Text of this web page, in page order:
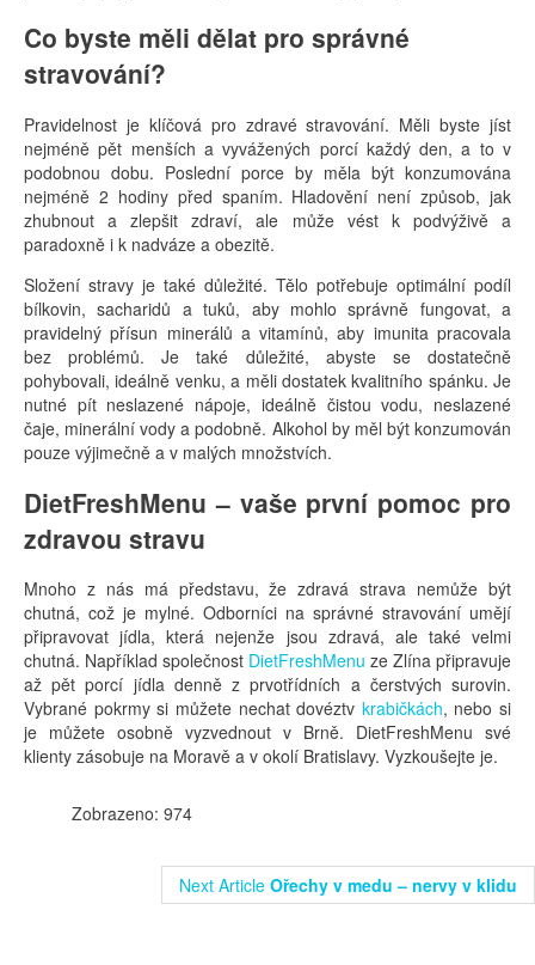
Co byste měli dělat pro správné
stravování?
Pravidelnost je klíčová pro zdravé stravování. Měli byste jíst
nejméně pět menších a vyvážených porcí každý den, a to v
podobnou dobu. Poslední porce by měla být konzumována
nejméně 2 hodiny před spaním. Hladovění není způsob, jak
zhubnout a zlepšit zdraví, ale může vést k podvýživě a
paradoxně i k nadváze a obezitě.
Složení stravy je také důležité. Tělo potřebuje optimální podíl
bílkovin, sacharidů a tuků, aby mohlo správně fungovat, a
pravidelný přísun minerálů a vitamínů, aby imunita pracovala
bez problémů. Je také důležité, abyste se dostatečně
pohybovali, ideálně venku, a měli dostatek kvalitního spánku. Je
nutné pít neslazené nápoje, ideálně čistou vodu, neslazené
čaje, minerální vody a podobně. Alkohol by měl být konzumován
pouze výjimečně a v malých množstvích.
DietFreshMenu – vaše první pomoc pro
zdravou stravu
Mnoho z nás má představu, že zdravá strava nemůže být
chutná, což je mylné. Odborníci na správné stravování umějí
připravovat jídla, která nejenže jsou zdravá, ale také velmi
chutná. Například společnost DietFreshMenu ze Zlína připravuje
až pět porcí jídla denně z prvotřídních a čerstvých surovin.
Vybrané pokrmy si můžete nechat dovéztv krabičkách, nebo si
je můžete osobně vyzvednout v Brně. DietFreshMenu své
klienty zásobuje na Moravě a v okolí Bratislavy. Vyzkoušejte je.
Zobrazeno: 974
Next Article Ořechy v medu – nervy v klidu